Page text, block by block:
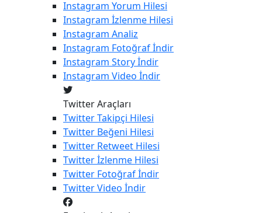
Instagram Yorum Hilesi
Instagram İzlenme Hilesi
Instagram Analiz
Instagram Fotoğraf İndir
Instagram Story İndir
Instagram Video İndir
Twitter Araçları
TwitterTakipçi Hilesi
Twitter Beğeni Hilesi
Twitter Retweet Hilesi
Twitterİzlenme Hilesi
Twitter Fotoğraf İndir
TwitterVideo İndir